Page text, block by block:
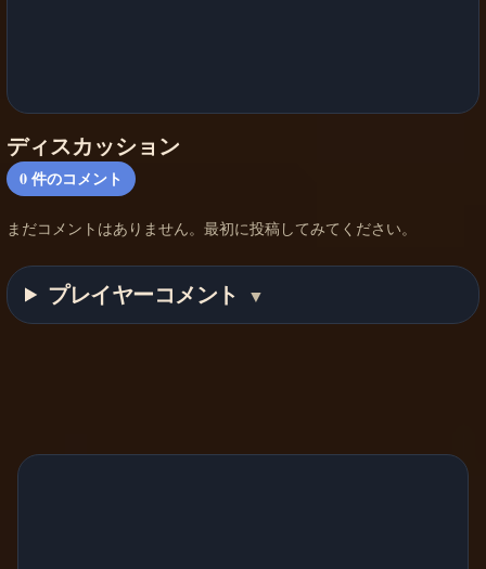
ディスカッション
0件のコメント
まだコメントはありません。最初に投稿してみてください。
プレイヤーコメント ▼